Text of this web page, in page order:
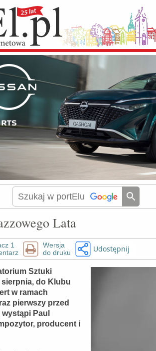
Lata
1
Wersja
do druku
Udostępnij
Sztuki
sierpnia, do Klubu
w ramach
pierwszy przed
Paul
producent i